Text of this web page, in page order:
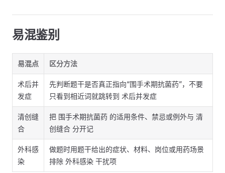
易混鉴别
易混点 区分方法
术后并
发症
先判断题干是否真正指向“围手术期抗菌药”，不要
只看到相近词就跳转到 术后并发症
清创缝
合
把 围手术期抗菌药 的适用条件、禁忌或例外与 清
创缝合 分开记
外科感
染
做题时用题干给出的症状、材料、岗位或用药场景
排除 外科感染 干扰项